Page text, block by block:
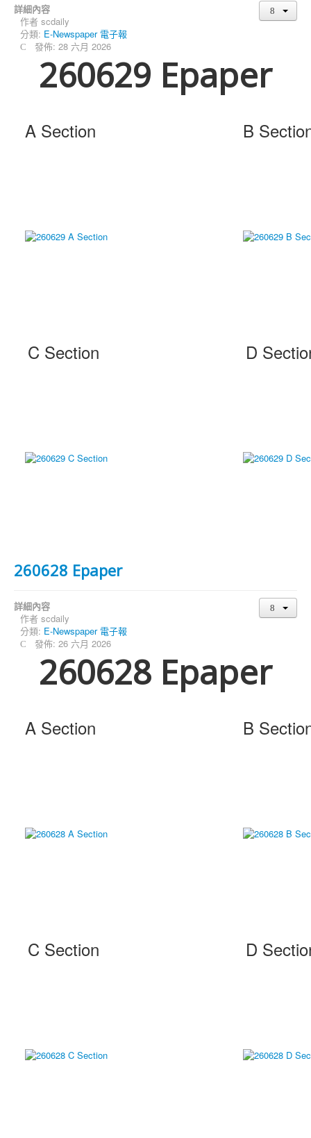
詳細內容
作者 scdaily
分類: E-Newspaper 電子報
發佈: 28 六月 2026
260629 Epaper
A Section B
C Section D
260628 Epaper
詳細內容
作者 scdaily
分類: E-Newspaper 電子報
發佈: 26 六月 2026
260628 Epaper
A Section B
C Section D